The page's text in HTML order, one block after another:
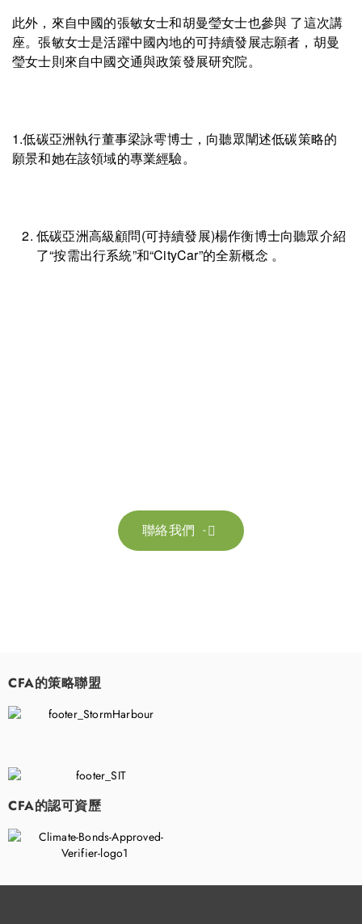
此外，來自中國的張敏女士和胡曼瑩女士也參與 了這次講
座。張敏女士是活躍中國內地的可持續發展志願者，胡曼
瑩女士則來自中國交通與政策發展研究院。
1.低碳亞洲執行董事梁詠雩博士，向聽眾闡述低碳策略的
願景和她在該領域的專業經驗。
低碳亞洲高級顧問(可持續發展)楊作衡博士向聽眾介紹
了“按需出行系統”和“CityCar”的全新概念 。

聯絡我們
CFA的策略聯盟
CFA的認可資歷